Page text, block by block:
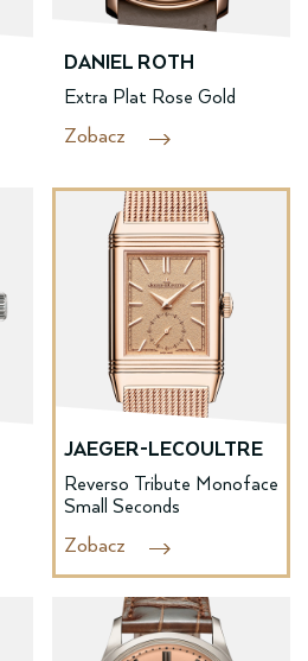
DANIEL ROTH
Extra Plat Rose Gold
Zobacz
JAEGER-LECOULTRE
Reverso Tribute Monoface
Small Seconds
Zobacz